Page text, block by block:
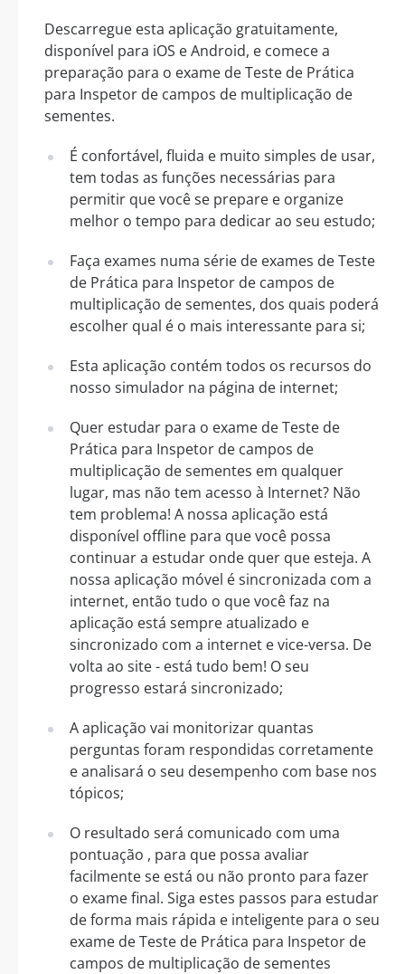
Descarregue esta aplicação gratuitamente,
disponível para iOS e Android, e comece a
preparação para o exame de Teste de Prática
para Inspetor de campos de multiplicação de
sementes.
É confortável, fluida e muito simples de usar,
tem todas as funções necessárias para
permitir que você se prepare e organize
melhor o tempo para dedicar ao seu estudo;
Faça exames numa série de exames de Teste
de Prática para Inspetor de campos de
multiplicação de sementes, dos quais poderá
escolher qual é o mais interessante para si;
Esta aplicação contém todos os recursos do
nosso simulador na página de internet;
Quer estudar para o exame de Teste de
Prática para Inspetor de campos de
multiplicação de sementes em qualquer
lugar, mas não tem acesso à Internet? Não
tem problema! A nossa aplicação está
disponível offline para que você possa
continuar a estudar onde quer que esteja. A
nossa aplicação móvel é sincronizada com a
internet, então tudo o que você faz na
aplicação está sempre atualizado e
sincronizado com a internet e vice-versa. De
volta ao site - está tudo bem! O seu
progresso estará sincronizado;
A aplicação vai monitorizar quantas
perguntas foram respondidas corretamente
e analisará o seu desempenho com base nos
tópicos;
O resultado será comunicado com uma
pontuação , para que possa avaliar
facilmente se está ou não pronto para fazer
o exame final. Siga estes passos para estudar
de forma mais rápida e inteligente para o seu
exame de Teste de Prática para Inspetor de
campos de multiplicação de sementes